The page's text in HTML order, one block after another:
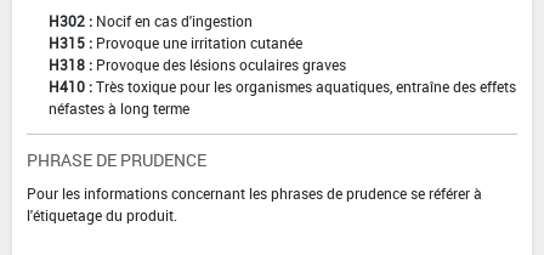
H302 : Nocif en cas d'ingestion
H315 : Provoque une irritation cutanée
H318 : Provoque des lésions oculaires graves
H410 :Très toxique pour les organismes aquatiques, entraîne des effets
néfastes à long terme
PHRASE DE PRUDENCE
Pour les informations concernant les phrases de prudence se référer à
l'étiquetage du produit.